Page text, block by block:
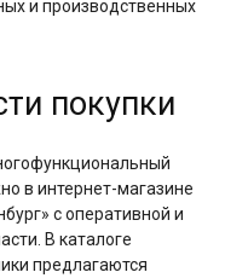
и производственных
покупки
в интернет-магазине
с оперативной и
В каталоге
предлагаются